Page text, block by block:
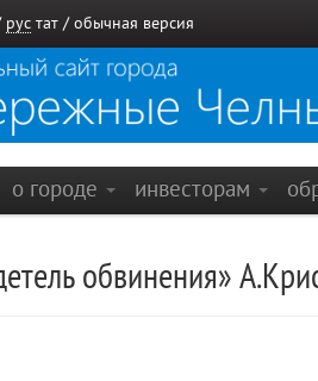
рус тат / обычная версия
о городе инвесторам
обвинения»